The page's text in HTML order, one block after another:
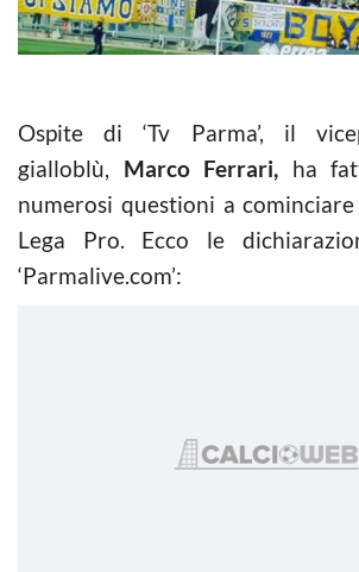
Ospite di ‘Tv Parma’, il
gialloblù, Marco Ferrari, ha
numerosi questioni a cominciare
Lega Pro. Ecco le
‘Parmalive.com’: